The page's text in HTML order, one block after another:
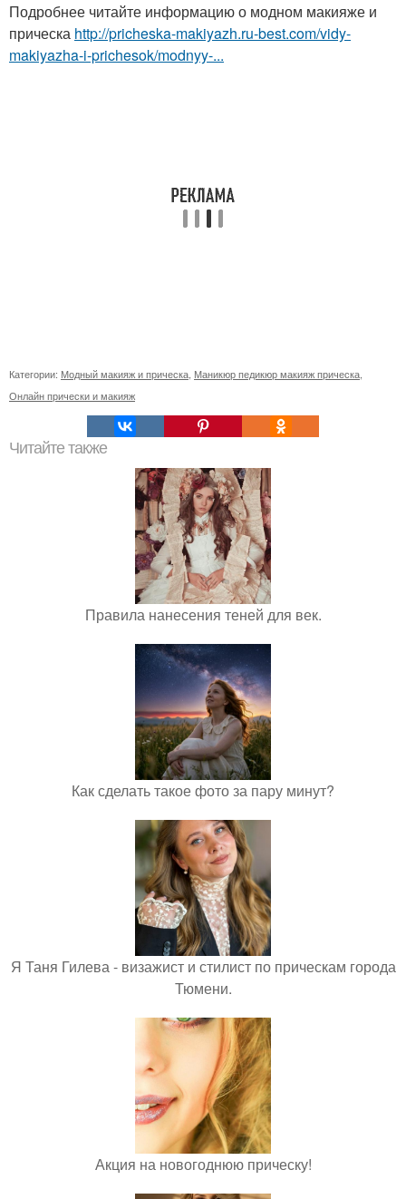
Подробнее читайте информацию о модном макияже и
прическа http://pricheska-makiyazh.ru-best.com/vidy-
makiyazha-i-prichesok/modnyy-...
Категории: Модный макияж и прическа Маникюр педикюр макияж прическа
Онлайн прически и макияж
Читайте также
Правила нанесения теней для век.
Как сделать такое фото за пару минут?
Я Таня Гилева - визажист и стилист по прическам города
Тюмени.
Акция на новогоднюю прическу!